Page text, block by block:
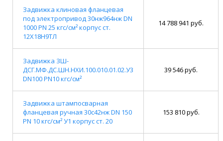
Задвижка клиновая фланцевая
под электропривод 30нж964нж DN
1000 PN 25 кгс/см² корпус ст.
12Х18Н9ТЛ
14 788 941 руб.
Задвижка ЗШ-
ДСГ.МФ.ДС.ШН.НХИ.100.010.01.02.У3
DN100 PN10 кгс/см²
39 546 руб.
Задвижка штампосварная
фланцевая ручная 30с42нж DN 150
PN 10 кгс/см² У1 корпус ст. 20
153 810 руб.